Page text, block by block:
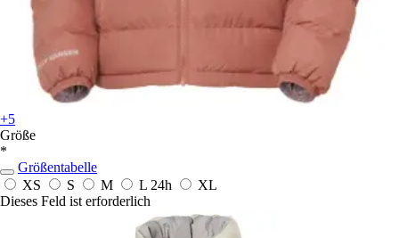
+5
Größe
*
Größentabelle
XS
S M L 24h
XL
Dieses Feld ist erforderlich